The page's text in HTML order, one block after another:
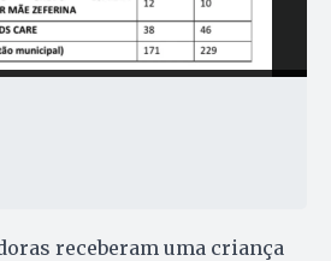
receberam uma criança